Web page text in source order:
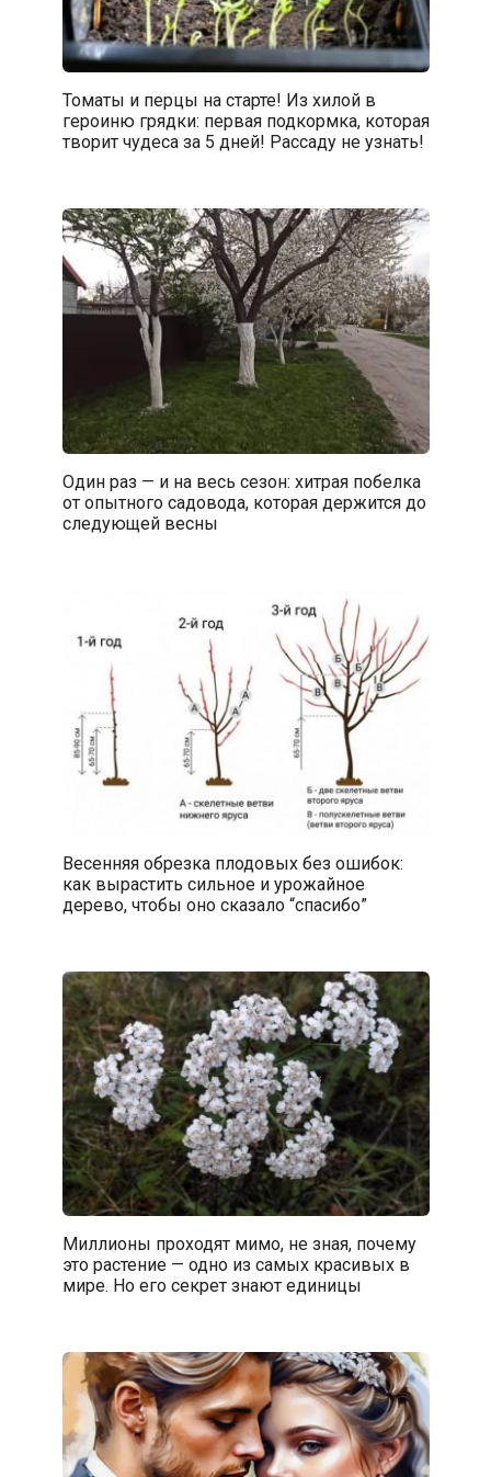
Томаты и перцы на старте! Из хилой в
героиню грядки: первая подкормка, которая
творит чудеса за 5 дней! Рассаду не узнать!
Один раз — и на весь сезон: хитрая побелка
от опытного садовода, которая держится до
следующей весны
Весенняя обрезка плодовых без ошибок:
как вырастить сильное и урожайное
дерево, чтобы оно сказало “спасибо”
Миллионы проходят мимо, не зная, почему
это растение — одно из самых красивых в
мире. Но его секрет знают единицы